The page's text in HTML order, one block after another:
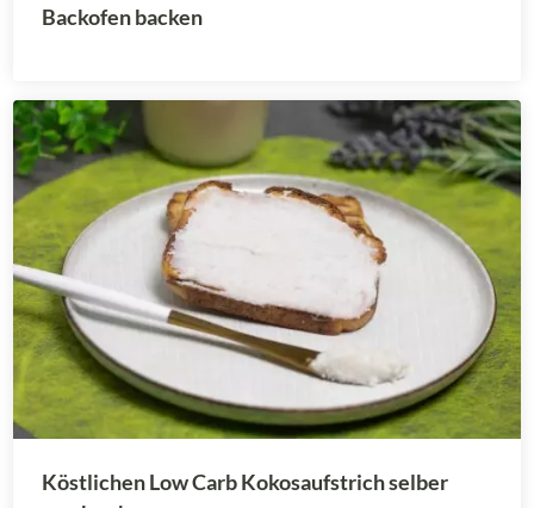
Backofen backen
Köstlichen Low Carb Kokosaufstrich selber